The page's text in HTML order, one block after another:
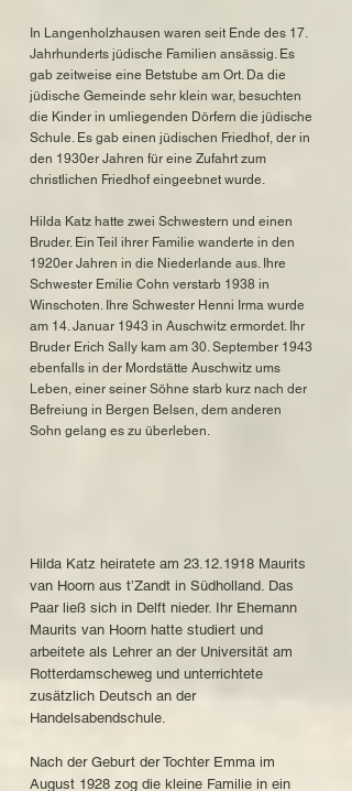
In Langenholzhausen waren seit Ende des 17.
Jahrhunderts jüdische Familien ansässig. Es
gab zeitweise eine Betstube am Ort. Da die
jüdische Gemeinde sehr klein war, besuchten
die Kinder in umliegenden Dörfern die jüdische
Schule. Es gab einen jüdischen Friedhof, der in
den 1930er Jahren für eine Zufahrt zum
christlichen Friedhof eingeebnet wurde.
Hilda Katz hatte zwei Schwestern und einen
Bruder. Ein Teil ihrer Familie wanderte in den
1920er Jahren in die Niederlande aus. Ihre
Schwester Emilie Cohn verstarb 1938 in
Winschoten. Ihre Schwester Henni Irma wurde
am 14. Januar 1943 in Auschwitz ermordet. Ihr
Bruder Erich Sally kam am 30. September 1943
ebenfalls in der Mordstätte Auschwitz ums
Leben, einer seiner Söhne starb kurz nach der
Befreiung in Bergen Belsen, dem anderen
Sohn gelang es zu überleben.
Hilda Katz heiratete am 23.12.1918 Maurits
van Hoorn aus t’Zandt in Südholland. Das
Paar ließ sich in Delft nieder. Ihr Ehemann
Maurits van Hoorn hatte studiert und
arbeitete als Lehrer an der Universität am
Rotterdamscheweg und unterrichtete
zusätzlich Deutsch an der
Handelsabendschule.
Nach der Geburt der Tochter Emma im
August 1928 zog die kleine Familie in ein